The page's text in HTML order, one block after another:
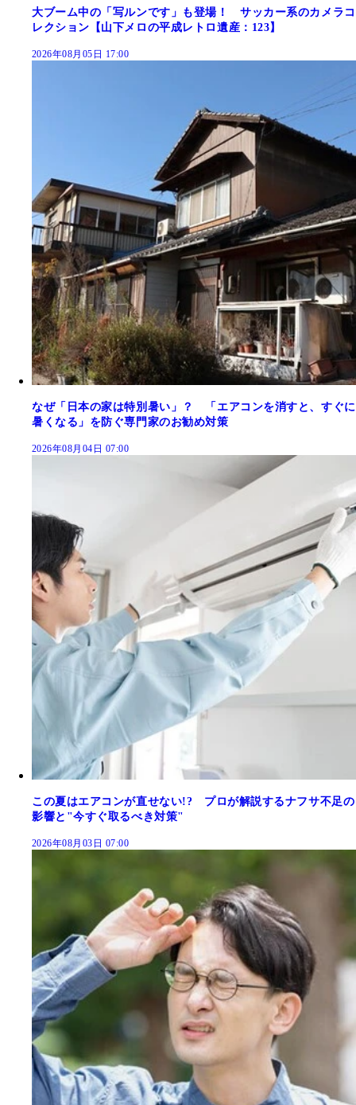
大ブーム中の「写ルンです」も登場！ サッカー系のカメラコ
レクション【山下メロの平成レトロ遺産：123】
2026年08月05日 17:00
なぜ「日本の家は特別暑い」？ 「エアコンを消すと、すぐに
暑くなる」を防ぐ専門家のお勧め対策
2026年08月04日 07:00
この夏はエアコンが直せない!? プロが解説するナフサ不足の
影響と"今すぐ取るべき対策"
2026年08月03日 07:00